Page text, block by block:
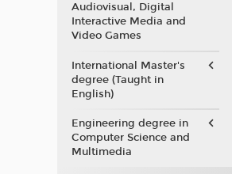
Audiovisual, Digital
Interactive Media and
Video Games
International Master's
degree (Taught in
English)
Engineering degree in
Computer Science and
Multimedia